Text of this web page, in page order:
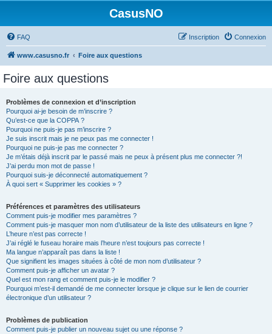
CasusNO
FAQ Connexion
Inscription
www.casusno.fr Foire aux questions
Foire aux questions
Problèmes de connexion et d’inscription
Pourquoi ai-je besoin de m’inscrire ?
Qu’est-ce que la COPPA ?
Pourquoi ne puis-je pas m’inscrire ?
Je suis inscrit mais je ne peux pas me connecter !
Pourquoi ne puis-je pas me connecter ?
Je m’étais déjà inscrit par le passé mais ne peux à présent plus me connecter ?!
J’ai perdu mon mot de passe !
Pourquoi suis-je déconnecté automatiquement ?
À quoi sert « Supprimer les cookies » ?
Préférences et paramètres des utilisateurs
Comment puis-je modifier mes paramètres ?
Comment puis-je masquer mon nom d’utilisateur de la liste des utilisateurs en ligne ?
L’heure n’est pas correcte !
J’ai réglé le fuseau horaire mais l’heure n’est toujours pas correcte !
Ma langue n’apparaît pas dans la liste !
Que signifient les images situées à côté de mon nom d’utilisateur ?
Comment puis-je afficher un avatar ?
Quel est mon rang et comment puis-je le modifier ?
Pourquoi m’est-il demandé de me connecter lorsque je clique sur le lien de courrier
électronique d’un utilisateur ?
Problèmes de publication
Comment puis-je publier un nouveau sujet ou une réponse ?